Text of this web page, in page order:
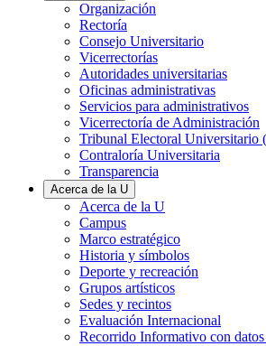
Organización
Rectoría
Consejo Universitario
Vicerrectorías
Autoridades universitarias
Oficinas administrativas
Servicios para administrativos
Vicerrectoría de Administración
Tribunal Electoral Universitario
Contraloría Universitaria
Transparencia
Acerca de la U
Acerca de la U
Campus
Marco estratégico
Historia y símbolos
Deporte y recreación
Grupos artísticos
Sedes y recintos
Evaluación Internacional
Recorrido Informativo con